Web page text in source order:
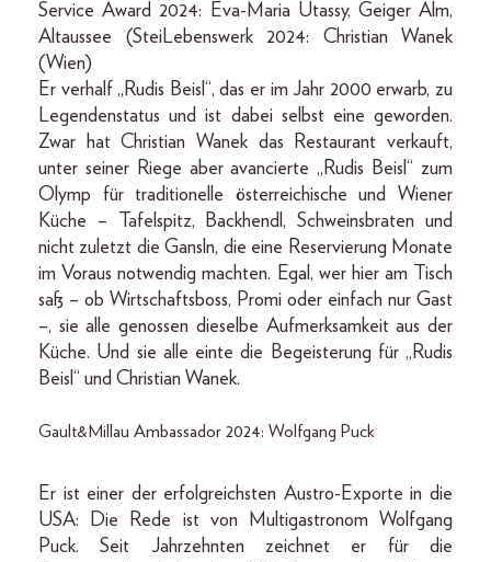
Service Award 2024: Eva-Maria Utassy, Geiger Alm,
Altaussee (SteiLebenswerk 2024: Christian Wanek
(Wien)
Er verhalf „Rudis Beisl“, das er im Jahr 2000 erwarb, zu
Legendenstatus und ist dabei selbst eine geworden.
Zwar hat Christian Wanek das Restaurant verkauft,
unter seiner Riege aber avancierte „Rudis Beisl“ zum
Olymp für traditionelle österreichische und Wiener
Küche – Tafelspitz, Backhendl, Schweinsbraten und
nicht zuletzt die Gansln, die eine Reservierung Monate
im Voraus notwendig machten. Egal, wer hier am Tisch
saß – ob Wirtschaftsboss, Promi oder einfach nur Gast
–, sie alle genossen dieselbe Aufmerksamkeit aus der
Küche. Und sie alle einte die Begeisterung für „Rudis
Beisl“ und Christian Wanek.
Gault&Millau Ambassador 2024: Wolfgang Puck
Er ist einer der erfolgreichsten Austro-Exporte in die
USA: Die Rede ist von Multigastronom Wolfgang
Puck. Seit Jahrzehnten zeichnet er für die